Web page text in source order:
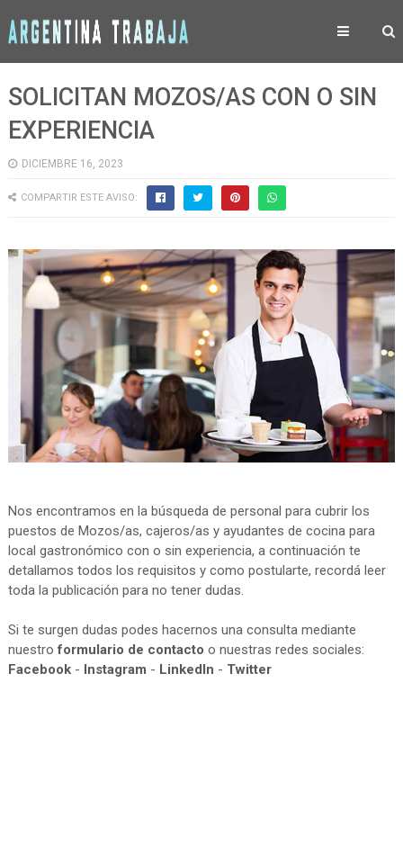
SOLICITAN MOZOS/AS CON O SIN
EXPERIENCIA
DICIEMBRE 16, 2023
COMPARTIR ESTE AVISO:
Nos encontramos en la búsqueda de personal para cubrir los
puestos de Mozos/as, cajeros/as y ayudantes de cocina para
local gastronómico con o sin experiencia, a continuación te
detallamos todos los requisitos y como postularte, recordá leer
toda la publicación para no tener dudas.
Si te surgen dudas podes hacernos una consulta mediante
nuestroformulario de contacto o nuestras redes sociales:
Facebook- Instagram - LinkedIn - Twitter